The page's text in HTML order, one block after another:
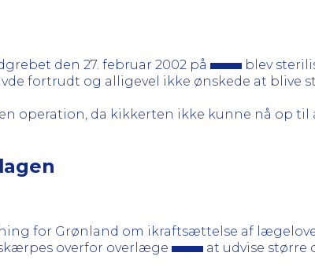
den 27. februar 2002 på
blev
fortrudt og alligevel ikke ønskede at blive
operation, da kikkerten ikke kunne nå op
for Grønland om ikraftsættelse af
overfor overlæge at udvise større